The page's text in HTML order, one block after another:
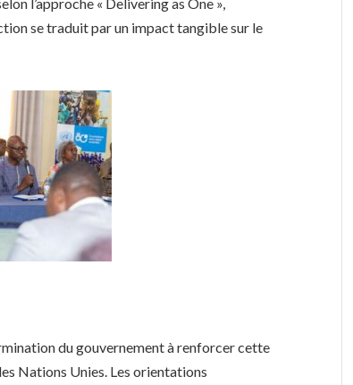
se traduit par un impact tangible sur le
du gouvernement à renforcer cette
Nations Unies. Les orientations